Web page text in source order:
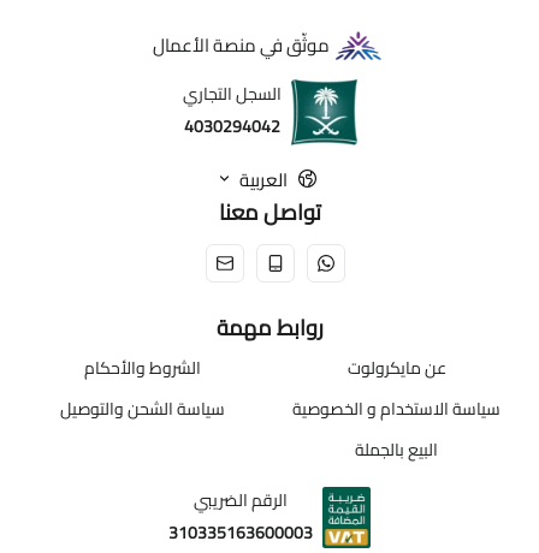
موثّق في منصة الأعمال
السجل التجاري
4030294042
العربية
تواصل معنا
روابط مهمة
عن مايكرولوت
الشروط والأحكام
سياسة الاستخدام و الخصوصية
سياسة الشحن والتوصيل
البيع بالجملة
الرقم الضريبي
310335163600003